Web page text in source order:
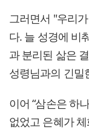
그러면서 "우리
다. 늘 성경에 비
과 분리된 삶은
성령님과의 긴밀
이어 “삼손은 하
없었고 은혜가